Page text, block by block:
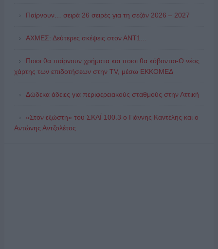
Παίρνουν… σειρά 26 σειρές για τη σεζόν 2026 – 2027
ΑΧΜΕΣ: Δεύτερες σκέψεις στον ΑΝΤ1...
Ποιοι θα παίρνουν χρήματα και ποιοι θα κόβονται-Ο νέος
χάρτης των επιδοτήσεων στην TV, μέσω ΕΚΚΟΜΕΔ
Δώδεκα άδειες για περιφερειακούς σταθμούς στην Αττική
«Στον εξώστη» του ΣΚΑΪ 100.3 ο Γιάννης Καντέλης και ο
Αντώνης Αντζολέτος